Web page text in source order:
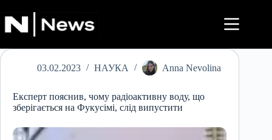
до
вмісту
03.02.2023 НАУКА Anna Nevolina
Експерт пояснив, чому радіоактивну воду, що
зберігається на Фукусімі, слід випустити